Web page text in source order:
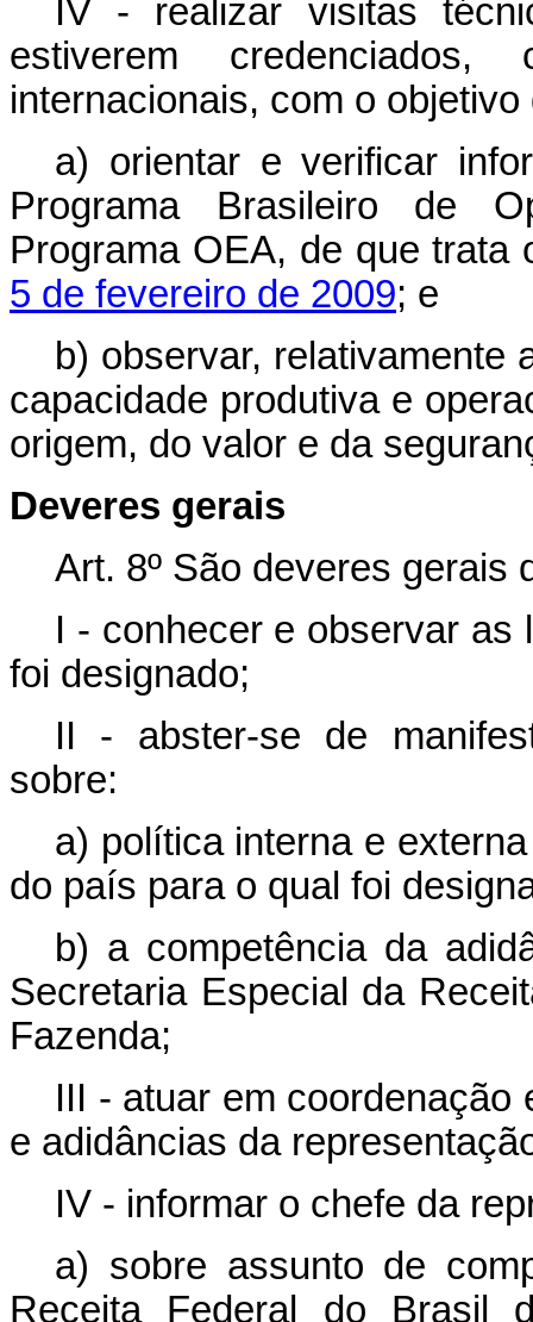
IV - realizar visitas
estiverem
internacionais, com o objetivo
a) orientar e verificar
Programa Brasileiro de
Programa OEA, de que trata
5 de fevereiro de 2009; e
b) observar, relativamente
capacidade produtiva e
origem, do valor e da
Deveres gerais
Art. 8º São deveres gerais
I - conhecer e observar
foi designado;
II - abster-se de
sobre:
a) política interna e
do país para o qual foi
b) a competência da
Secretaria Especial da
Fazenda;
III - atuar em
e adidâncias da
IV - informar o chefe da
a) sobre assunto de
Receita Federal do Brasil